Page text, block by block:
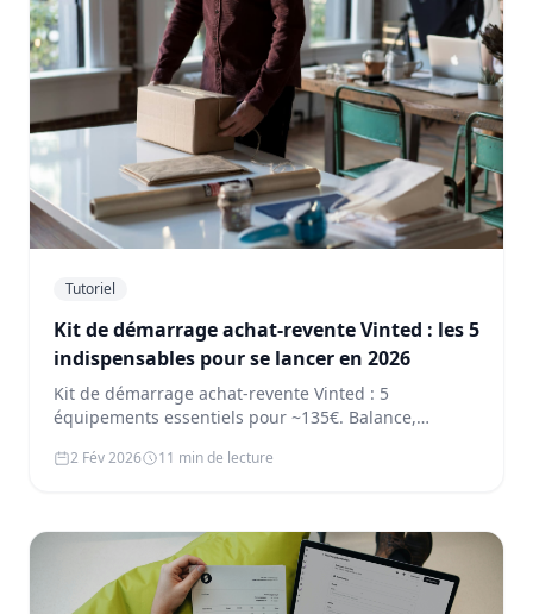
Tutoriel
Kit de démarrage achat-revente Vinted : les 5
indispensables pour se lancer en 2026
Kit de démarrage achat-revente Vinted : 5
équipements essentiels pour ~135€. Balance,
2 Fév 2026 11 min de lecture